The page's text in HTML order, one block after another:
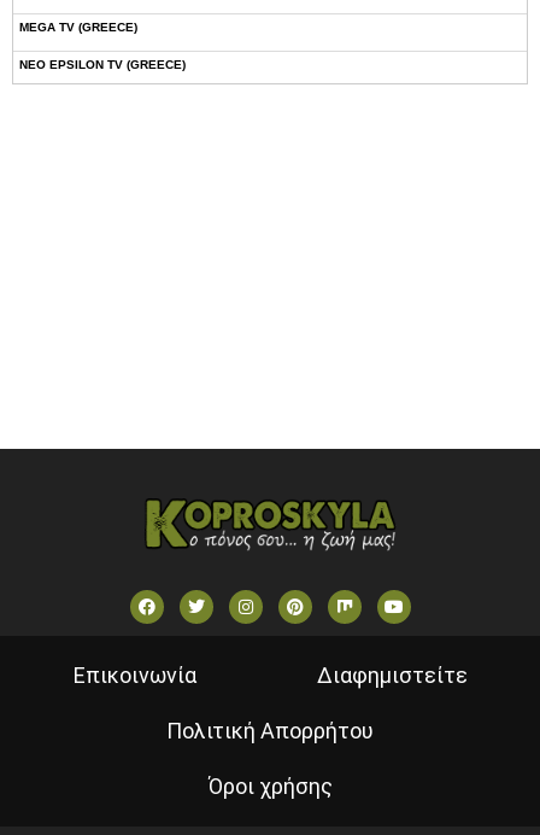
MEGA TV (GREECE)
NEO EPSILON TV (GREECE)
Επικοινωνία Διαφημιστείτε
Πολιτική Απορρήτου
Όροι χρήσης